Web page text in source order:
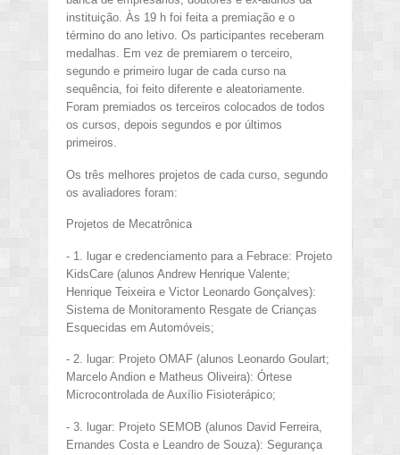
instituição. Às 19 h foi feita a premiação e o
término do ano letivo. Os participantes receberam
medalhas. Em vez de premiarem o terceiro,
segundo e primeiro lugar de cada curso na
sequência, foi feito diferente e aleatoriamente.
Foram premiados os terceiros colocados de todos
os cursos, depois segundos e por últimos
primeiros.
Os três melhores projetos de cada curso, segundo
os avaliadores foram:
Projetos de Mecatrônica
- 1. lugar e credenciamento para a Febrace: Projeto
KidsCare (alunos Andrew Henrique Valente;
Henrique Teixeira e Victor Leonardo Gonçalves):
Sistema de Monitoramento Resgate de Crianças
Esquecidas em Automóveis;
- 2. lugar: Projeto OMAF (alunos Leonardo Goulart;
Marcelo Andion e Matheus Oliveira): Órtese
Microcontrolada de Auxílio Fisioterápico;
- 3. lugar: Projeto SEMOB (alunos David Ferreira,
Ernandes Costa e Leandro de Souza): Segurança